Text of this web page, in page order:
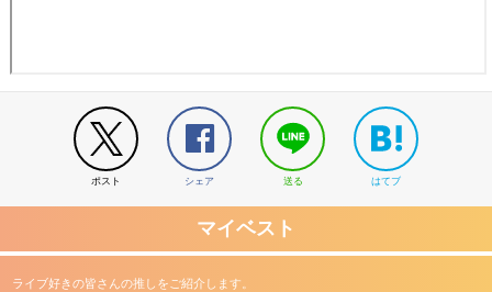
ポスト シェア 送る はてブ
マイベスト
ライブ好きの皆さんの推しをご紹介します。